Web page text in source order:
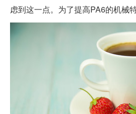
虑到这一点。为了提高PA6的机械